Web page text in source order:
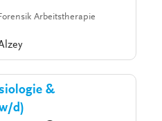
Arbeitstherapie
&
d)